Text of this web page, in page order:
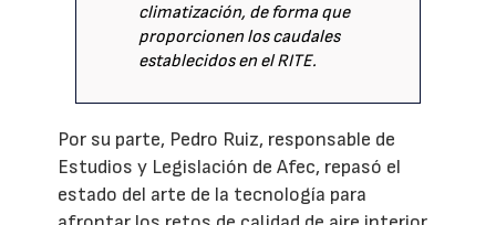
climatización, de forma que
proporcionen los caudales
establecidos en el RITE.
Por su parte, Pedro Ruiz, responsable de
Estudios y Legislación de Afec, repasó el
estado del arte de la tecnología para